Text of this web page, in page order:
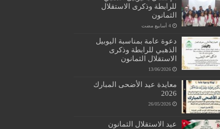
للرابطة وذكرى الاستقلال
الثمانون
دعوة عامة بمناسبة اليوبيل
الذهبي للرابطة وذكرى
الاستقلال الثمانون
13/06/2026
معايدة عيد الأضحى المبارك
2026
26/05/2026
عيد الاستقلال الثمانون